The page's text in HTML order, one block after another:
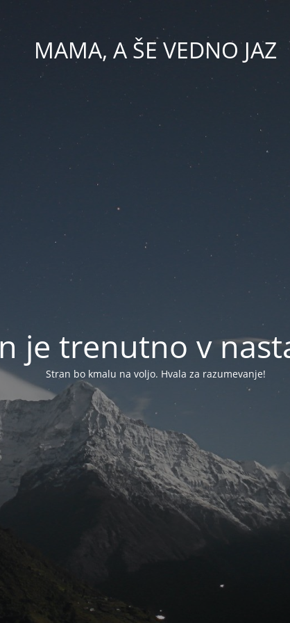
MAMA, A ŠE VEDNO JAZ
je trenutno v
Stran bo kmalu na voljo. Hvala za razumevanje!